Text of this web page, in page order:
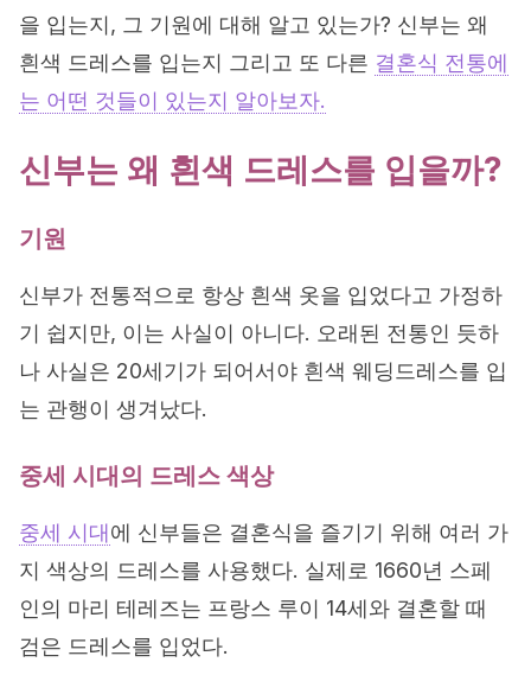
을 입는지, 그 기원에 대해 알고 있는가? 신부는 왜
흰색 드레스를 입는지 그리고 또 다른 결혼식 전통에
는 어떤 것들이 있는지 알아보자.
신부는 왜 흰색 드레스를 입을까?
기원
신부가 전통적으로 항상 흰색 옷을 입었다고 가정하
기 쉽지만, 이는 사실이 아니다. 오래된 전통인 듯하
나 사실은 20세기가 되어서야 흰색 웨딩드레스를 입
는 관행이 생겨났다.
중세 시대의 드레스 색상
중세 시대에 신부들은 결혼식을 즐기기 위해 여러 가
지 색상의 드레스를 사용했다. 실제로 1660년 스페
인의 마리 테레즈는 프랑스 루이 14세와 결혼할 때
검은 드레스를 입었다.